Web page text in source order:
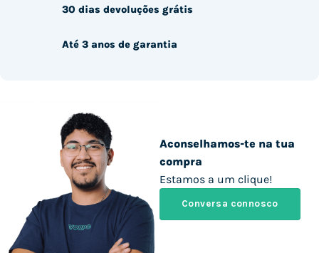
Aconselhamos-te na tua
compra
Estamos a um clique!
Conversa connosco
30 dias devoluções grátis
Até 3 anos de garantia